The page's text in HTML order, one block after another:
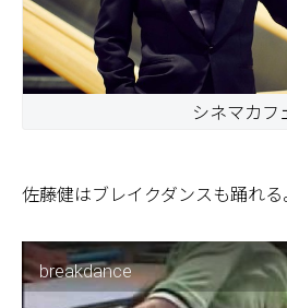
シネマカフ
佐藤健はブレイクダンスも踊れる
breakdance